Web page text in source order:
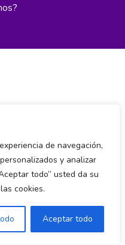
de navegación,
y analizar
todo” usted da su
cookies.
Aceptar todo